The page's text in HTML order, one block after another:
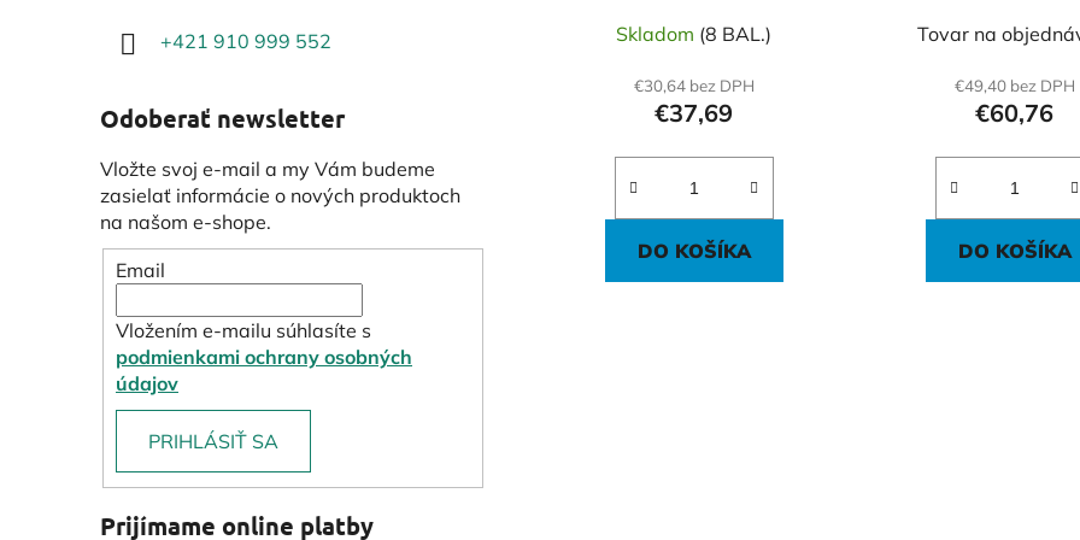
+421 910 999 552
Odoberať newsletter
Vložte svoj e-mail a my Vám budeme
zasielať informácie o nových produktoch
na našom e-shope.
Email
Vložením e-mailu súhlasíte s
podmienkami ochrany osobných
údajov
PRIHLÁSIŤ SA
Prijímame online platby
Skladom (8 BAL.)
€30,64 bez DPH
€37,69
DO KOŠÍKA
Tovar na
€49,40 bez DPH
€60,76
DO KOŠÍKA